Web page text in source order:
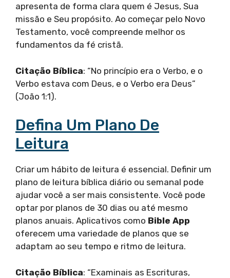
apresenta de forma clara quem é Jesus, Sua
missão e Seu propósito. Ao começar pelo Novo
Testamento, você compreende melhor os
fundamentos da fé cristã.
Citação Bíblica: “No princípio era o Verbo, e o
Verbo estava com Deus, e o Verbo era Deus”
(João 1:1).
Defina Um Plano De
Leitura
Criar um hábito de leitura é essencial. Definir um
plano de leitura bíblica diário ou semanal pode
ajudar você a ser mais consistente. Você pode
optar por planos de 30 dias ou até mesmo
planos anuais. Aplicativos como Bible App
oferecem uma variedade de planos que se
adaptam ao seu tempo e ritmo de leitura.
Citação Bíblica: “Examinais as Escrituras,